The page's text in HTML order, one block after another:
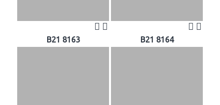
B21 8163 B21 8164